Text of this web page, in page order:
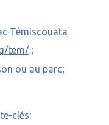
Témiscouata
tem/ ;
ou au parc;
clés: